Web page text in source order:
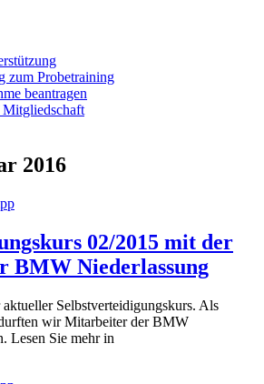
zum Probetraining
beantragen
2016
02/2015 mit der
BMW Niederlassung
aktueller Selbstverteidigungskurs. Als
wir Mitarbeiter der BMW
Lesen Sie mehr in